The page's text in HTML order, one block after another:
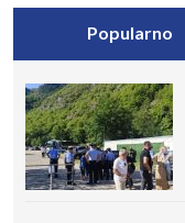
Popularno